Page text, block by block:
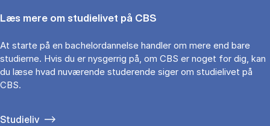
Læs mere om studielivet på CBS
At starte på en bachelordannelse handler om mere end bare
studierne. Hvis du er nysgerrig på, om CBS er noget for dig, kan
du læse hvad nuværende studerende siger om studielivet på
CBS.
Studieliv